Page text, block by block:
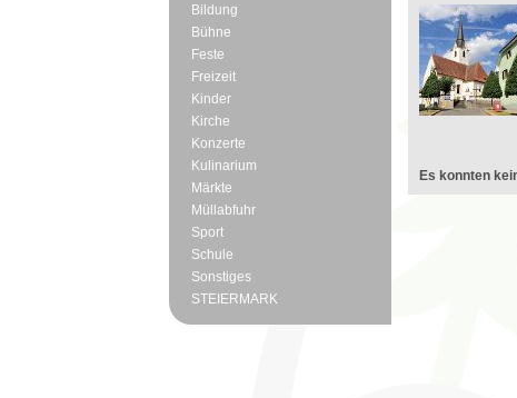
Bildung
Bühne
Feste
Freizeit
Kinder
Kirche
Konzerte
Kulinarium
Märkte
Müllabfuhr
Sport
Schule
Sonstiges
STEIERMARK
Es konnten